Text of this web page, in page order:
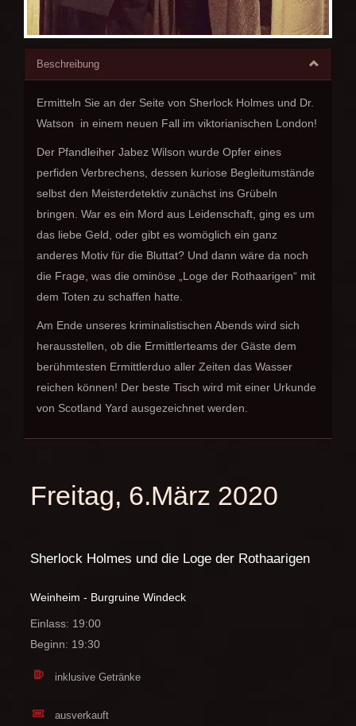
Beschreibung
Ermitteln Sie an der Seite von Sherlock Holmes und Dr.
Watson in einem neuen Fall im viktorianischen London!
Der Pfandleiher Jabez Wilson wurde Opfer eines
perfiden Verbrechens, dessen kuriose Begleitumstände
selbst den Meisterdetektiv zunächst ins Grübeln
bringen. War es ein Mord aus Leidenschaft, ging es um
das liebe Geld, oder gibt es womöglich ein ganz
anderes Motiv für die Bluttat? Und dann wäre da noch
die Frage, was die ominöse „Loge der Rothaarigen“ mit
dem Toten zu schaffen hatte.
Am Ende unseres kriminalistischen Abends wird sich
herausstellen, ob die Ermittlerteams der Gäste dem
berühmtesten Ermittlerduo aller Zeiten das Wasser
reichen können! Der beste Tisch wird mit einer Urkunde
von Scotland Yard ausgezeichnet werden.
Freitag, 6.März 2020
Sherlock Holmes und die Loge der Rothaarigen
Weinheim - Burgruine Windeck
Einlass: 19:00
Beginn: 19:30
inklusive Getränke
ausverkauft